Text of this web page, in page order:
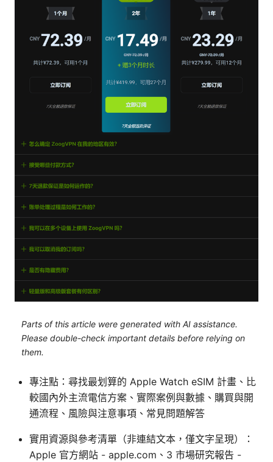
Parts of this article were generated with AI assistance.
Please double-check important details before relying on
them.
專注點：尋找最划算的 Apple Watch eSIM 計畫、比
較國內外主流電信方案、實際案例與數據、購買與開
通流程、風險與注意事項、常見問題解答
實用資源與參考清單（非連結文本，僅文字呈現）：
Apple 官方網站 - apple.com、3 市場研究報告 -